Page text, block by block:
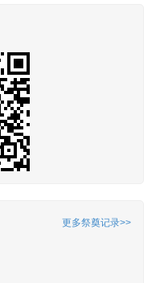
更多祭奠记录>>